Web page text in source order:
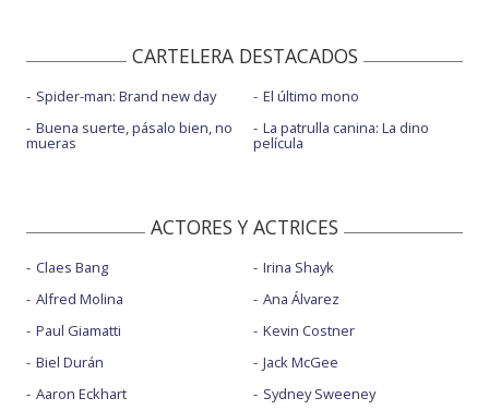
CARTELERA DESTACADOS
Spider-man: Brand new day
Buena suerte, pásalo bien, no
mueras
El último mono
La patrulla canina: La dino
película
ACTORES Y ACTRICES
Claes Bang
Alfred Molina
Paul Giamatti
Biel Durán
Aaron Eckhart
Irina Shayk
Ana Álvarez
Kevin Costner
Jack McGee
Sydney Sweeney